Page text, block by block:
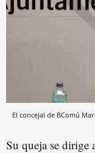
El concejal de BComú
Su queja se dirige